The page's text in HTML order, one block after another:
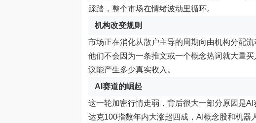
踩踏，整个市场在情绪波动里循环。
机构改变规则
市场正在消化从散户主导的周期向由机构分配
他们不会因为一条推文或一个概念热词就大量
议能产生多少真实收入。
AI赛道的崛起
这一轮加密行情走弱，背后很大一部分原因是
达克100指数年内大涨超四成，AI概念股和机器